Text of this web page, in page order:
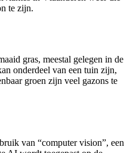
te zijn.
gras, meestal gelegen in de
onderdeel van een tuin zijn,
groen zijn veel gazons te
van “computer vision”, een